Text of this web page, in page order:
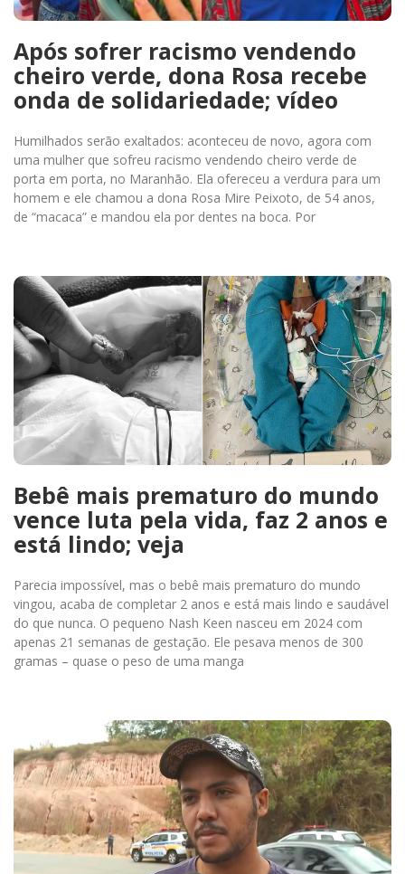
Após sofrer racismo vendendo
cheiro verde, dona Rosa recebe
onda de solidariedade; vídeo
Humilhados serão exaltados: aconteceu de novo, agora com
uma mulher que sofreu racismo vendendo cheiro verde de
porta em porta, no Maranhão. Ela ofereceu a verdura para um
homem e ele chamou a dona Rosa Mire Peixoto, de 54 anos,
de “macaca” e mandou ela por dentes na boca. Por
Bebê mais prematuro do mundo
vence luta pela vida, faz 2 anos e
está lindo; veja
Parecia impossível, mas o bebê mais prematuro do mundo
vingou, acaba de completar 2 anos e está mais lindo e saudável
do que nunca. O pequeno Nash Keen nasceu em 2024 com
apenas 21 semanas de gestação. Ele pesava menos de 300
gramas – quase o peso de uma manga